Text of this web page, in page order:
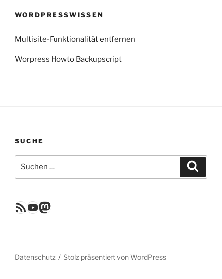
WORDPRESSWISSEN
Multisite-Funktionalität entfernen
Worpress Howto Backupscript
SUCHE
nach:
RSS FeedYouTube
Mastodon
Datenschutz Stolz präsentiert von WordPress